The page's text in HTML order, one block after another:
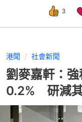
3
港聞 社會新聞
劉麥嘉軒：
0.2% 研減